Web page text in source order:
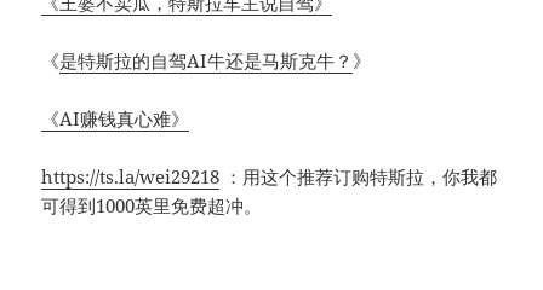
《是特斯拉的自驾AI牛还是马斯克牛？ 》
《AI赚钱真心难》
https://ts.la/wei29218 ：用这个推荐订购特斯拉，你我都
可得到1000英里免费超冲。